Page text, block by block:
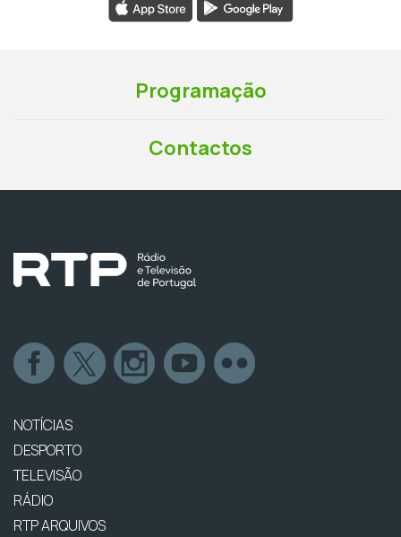
Programação
Contactos
NOTÍCIAS
DESPORTO
TELEVISÃO
RÁDIO
RTP ARQUIVOS